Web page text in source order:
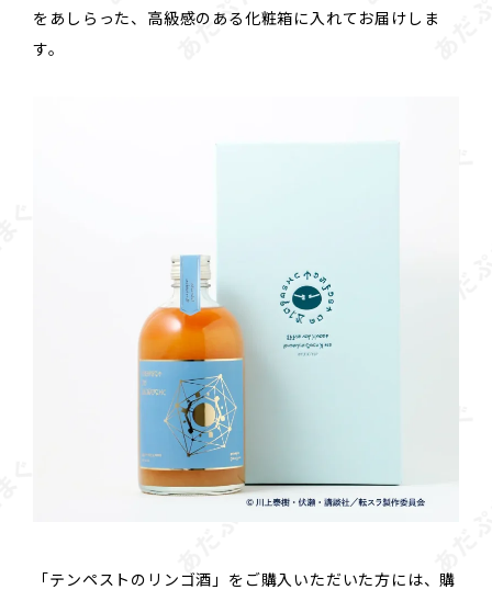
をあしらった、高級感のある化粧箱に入れてお届けしま
す。
「テンペストのリンゴ酒」をご購入いただいた方には、購